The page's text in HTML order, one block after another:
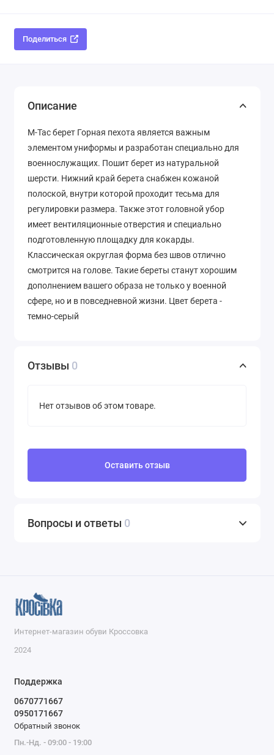
Поделиться
Описание
M-Tac берет Горная пехота является важным
элементом униформы и разработан специально для
военнослужащих. Пошит берет из натуральной
шерсти. Нижний край берета снабжен кожаной
полоской, внутри которой проходит тесьма для
регулировки размера. Также этот головной убор
имеет вентиляционные отверстия и специально
подготовленную площадку для кокарды.
Классическая округлая форма без швов отлично
смотрится на голове. Такие береты станут хорошим
дополнением вашего образа не только у военной
сфере, но и в повседневной жизни. Цвет берета -
темно-серый
Отзывы 0
Нет отзывов об этом товаре.
Оставить отзыв
Вопросы и ответы 0
Интернет-магазин обуви Кроссовка
2024
Поддержка
0670771667
0950171667
Обратный звонок
Пн.-Нд. - 09:00 - 19:00